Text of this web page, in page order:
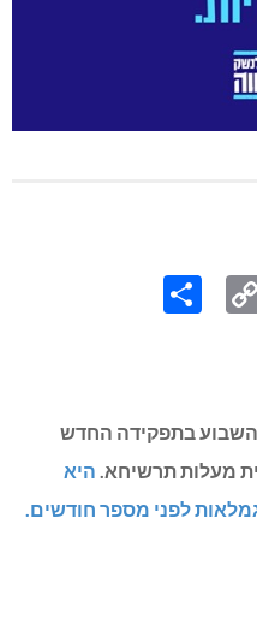
Link
השבוע בתפקידה החדש
מעלות תרשיחא. היא
לפני מספר חודשים.